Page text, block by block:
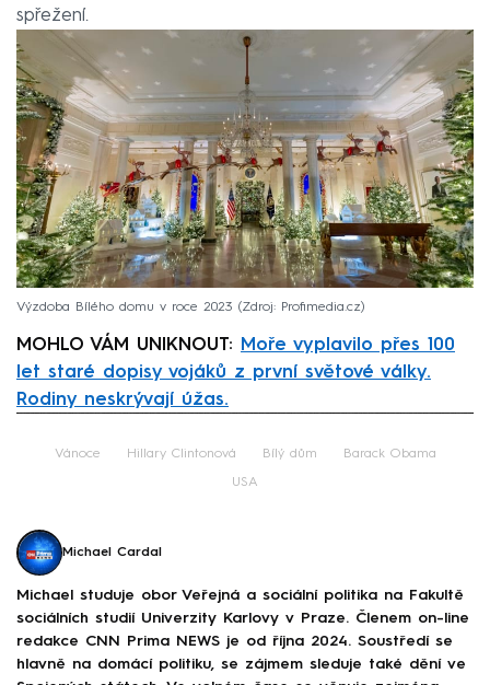
spřežení.
Výzdoba Bílého domu v roce 2023 Zdroj: Profimedia.cz
MOHLO VÁM UNIKNOUT:
Moře vyplavilo přes 100
let staré dopisy vojáků z první světové války.
Rodiny neskrývají úžas.
Vánoce Hillary Clintonová Bílý dům Barack Obama
USA
Michael Cardal
Michael studuje obor Veřejná a sociální politika na Fakultě
sociálních studií Univerzity Karlovy v Praze. Členem on-line
redakce CNN Prima NEWS je od října 2024. Soustředí se
hlavně na domácí politiku, se zájmem sleduje také dění ve